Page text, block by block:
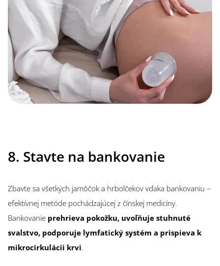
8. Stavte na bankovanie
Zbavte sa všetkých jamôčok a hrbolčekov vďaka bankovaniu –
efektívnej metóde pochádzajúcej z čínskej medicíny.
Bankovanie prehrieva pokožku, uvoľňuje stuhnuté
svalstvo, podporuje lymfatický systém a prispieva k
mikrocirkulácii krvi.